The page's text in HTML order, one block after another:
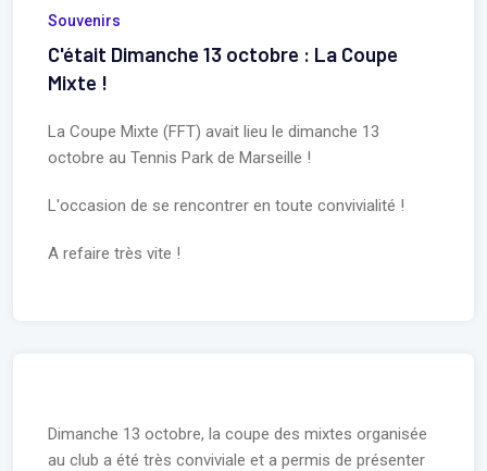
Souvenirs
C'était Dimanche 13 octobre : La Coupe
Mixte !
La Coupe Mixte (FFT) avait lieu le dimanche 13
octobre au Tennis Park de Marseille !
L'occasion de se rencontrer en toute convivialité !
A refaire très vite !
Dimanche 13 octobre, la coupe des mixtes organisée
au club a été très conviviale et a permis de présenter